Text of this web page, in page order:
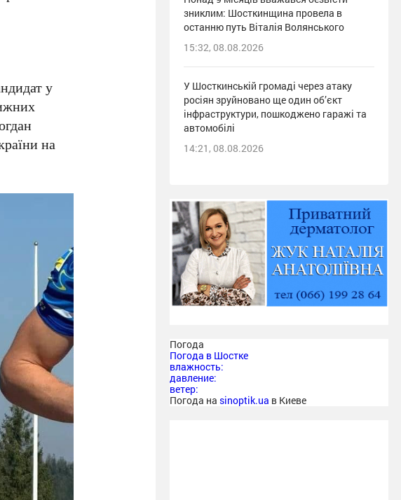
у
на
зниклим: Шосткинщина провела в
останню путь Віталія Волянського
15:32, 08.08.2026
У Шосткинській громаді через атаку
росіян зруйновано ще один об’єкт
інфраструктури, пошкоджено гаражі та
автомобілі
14:21, 08.08.2026
Погода
Погода в Шостке
влажность:
давление:
ветер:
Погода на sinoptik.ua в Киеве